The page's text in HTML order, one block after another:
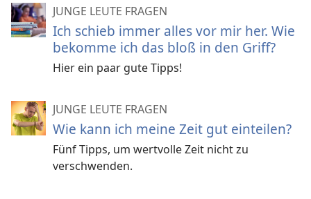
JUNGE LEUTE FRAGEN
Ich schieb immer alles vor mir her. Wie
bekomme ich das bloß in den Griff?
Hier ein paar gute Tipps!
JUNGE LEUTE FRAGEN
Wie kann ich meine Zeit gut einteilen?
Fünf Tipps, um wertvolle Zeit nicht zu
verschwenden.